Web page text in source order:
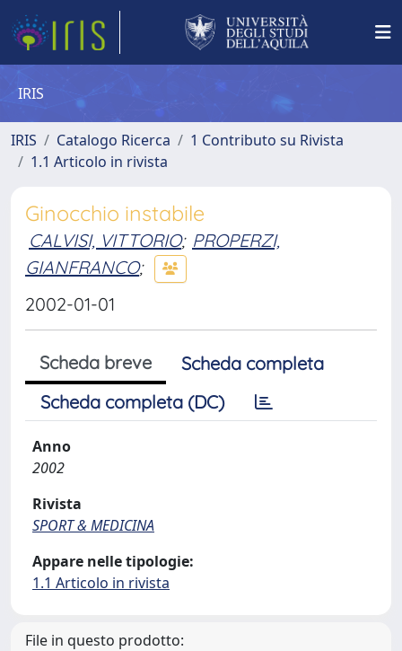
IRIS
IRIS Catalogo Ricerca
1 Contributo su Rivista
1.1 Articolo in rivista
Ginocchio instabile
CALVISI, VITTORIO; PROPERZI,
GIANFRANCO;
2002-01-01
Scheda breve
Scheda completa
Scheda completa (DC)
Anno
2002
Rivista
SPORT & MEDICINA
Appare nelle tipologie:
1.1 Articolo in rivista
File in questo prodotto: